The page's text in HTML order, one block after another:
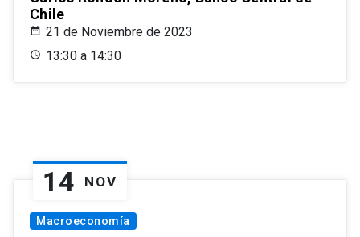
Chile
21 de Noviembre de 2023
13:30 a 14:30
14 NOV
Macroeconomía